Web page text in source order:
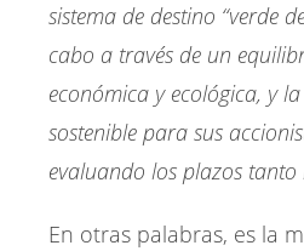
sistema de destino “verde
cabo a través de un
económica y ecológica, y
sostenible para sus
evaluando los plazos
En otras palabras, es la